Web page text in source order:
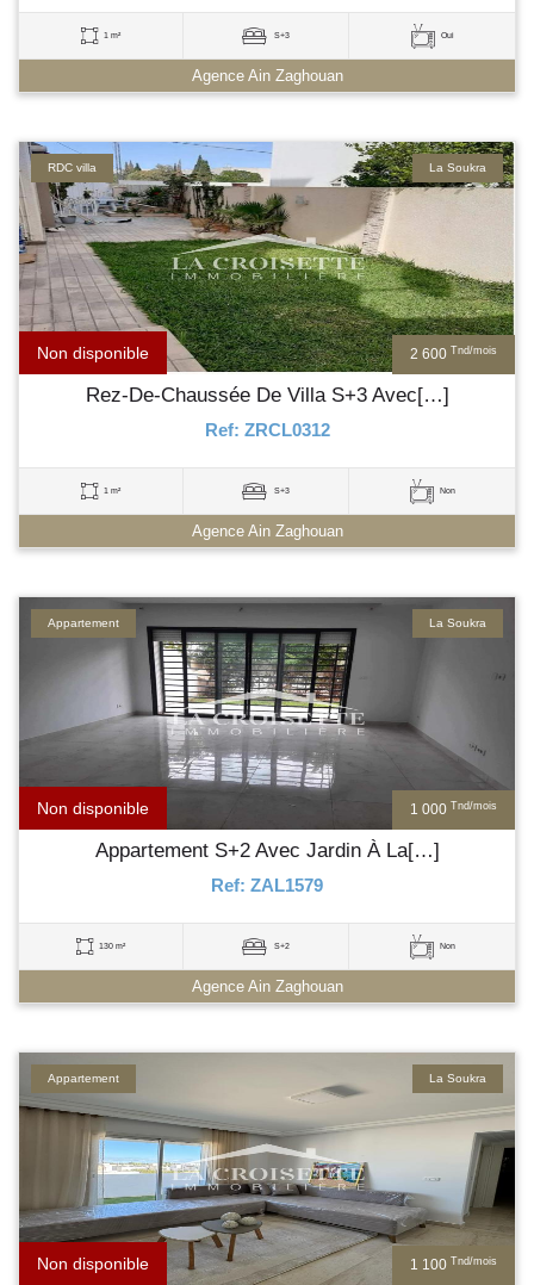
1 m² S+3 Oui
Agence Ain Zaghouan
2 600 Tnd/mois
Non disponible
La Soukra
RDC villa
Rez-De-Chaussée De Villa S+3 Avec[…]
Ref: ZRCL0312
1 m² S+3 Non
Agence Ain Zaghouan
1 000 Tnd/mois
Non disponible
La Soukra
Appartement
Appartement S+2 Avec Jardin À La[…]
Ref: ZAL1579
130 m² S+2 Non
Agence Ain Zaghouan
1 100 Tnd/mois
Non disponible
La Soukra
Appartement